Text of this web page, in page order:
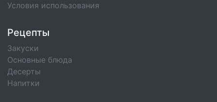
Условия использования
Рецепты
Закуски
Основные блюда
Десерты
Напитки